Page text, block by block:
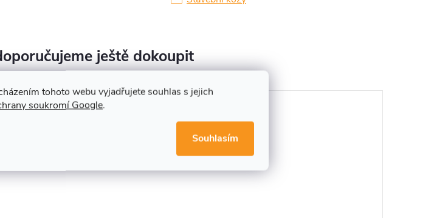
tohoto webu vyjadřujete souhlas s jejich
soukromí Google.
Souhlasím
ještě dokoupit